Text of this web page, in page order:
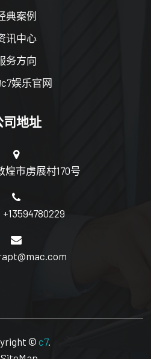
典案例
讯中心
务方向
娱乐官网
司地址
煌市虏展村170号
©c7.